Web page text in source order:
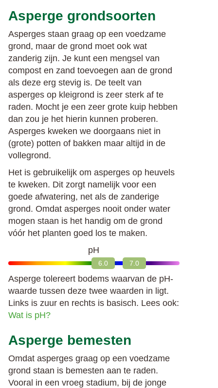
Asperge grondsoorten
Asperges staan graag op een voedzame
grond, maar de grond moet ook wat
zanderig zijn. Je kunt een mengsel van
compost en zand toevoegen aan de grond
als deze erg stevig is. De teelt van
asperges op kleigrond is zeer sterk af te
raden. Mocht je een zeer grote kuip hebben
dan zou je het hierin kunnen proberen.
Asperges kweken we doorgaans niet in
(grote) potten of bakken maar altijd in de
vollegrond.
Het is gebruikelijk om asperges op heuvels
te kweken. Dit zorgt namelijk voor een
goede afwatering, net als de zanderige
grond. Omdat asperges nooit onder water
mogen staan is het handig om de grond
vóór het planten goed los te maken.
pH
6.0 7.0
Asperge tolereert bodems waarvan de pH-
waarde tussen deze twee waarden in ligt.
Links is zuur en rechts is basisch. Lees ook:
Wat is pH?
Asperge bemesten
Omdat asperges graag op een voedzame
grond staan is bemesten aan te raden.
Vooral in een vroeg stadium, bij de jonge